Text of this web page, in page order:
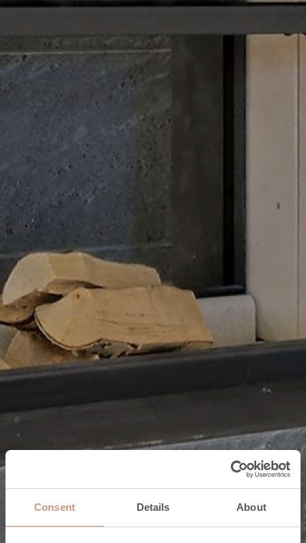
Consent Details About